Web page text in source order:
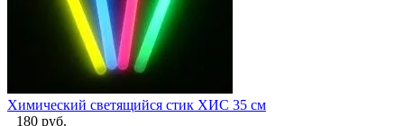
Химический светящийся стик ХИС 35 см
180 руб.